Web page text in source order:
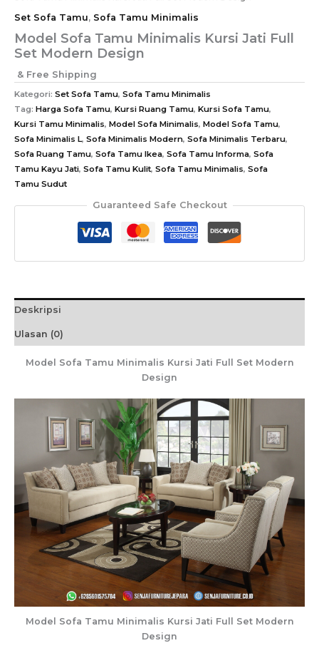
Set Sofa Tamu, Sofa Tamu Minimalis
Model Sofa Tamu Minimalis Kursi Jati Full
Set Modern Design
& Free Shipping
Kategori: Set Sofa Tamu, Sofa Tamu Minimalis
Tag: Harga Sofa Tamu, Kursi Ruang Tamu, Kursi Sofa Tamu,
Kursi Tamu Minimalis, Model Sofa Minimalis, Model Sofa Tamu,
Sofa Minimalis L, Sofa Minimalis Modern, Sofa Minimalis Terbaru,
Sofa Ruang Tamu, Sofa Tamu Ikea, Sofa Tamu Informa, Sofa
Tamu Kayu Jati, Sofa Tamu Kulit, Sofa Tamu Minimalis, Sofa
Tamu Sudut
Guaranteed Safe Checkout
Deskripsi
Ulasan (0)
Model Sofa Tamu Minimalis Kursi Jati Full Set Modern
Design
Model Sofa Tamu Minimalis Kursi Jati Full Set Modern
Design